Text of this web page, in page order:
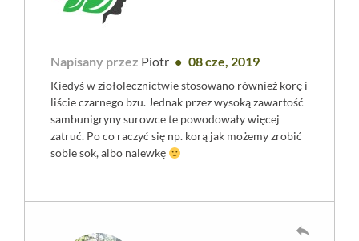
Napisany przez Piotr 08 cze, 2019
Kiedyś w ziołolecznictwie stosowano również korę i
liście czarnego bzu. Jednak przez wysoką zawartość
sambunigryny surowce te powodowały więcej
zatruć. Po co raczyć się np. korą jak możemy zrobić
sobie sok, albo nalewkę
reply